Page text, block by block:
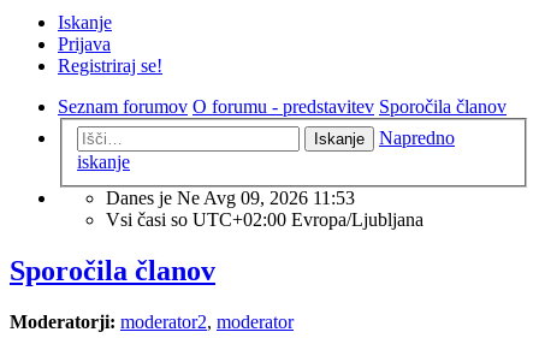
Iskanje
Prijava
Registriraj se!
Seznam forumov O forumu - predstavitev Sporočila članov
Iskanje
Napredno
iskanje
Danes je Ne Avg 09, 2026 11:53
Vsi časi so UTC+02:00 Evropa/Ljubljana
Sporočila članov
Moderatorji: moderator2, moderator